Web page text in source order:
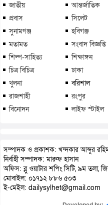
জাতীয় আন্তর্জাতিক
প্রবাস
সিলেট
সুনামগঞ্জ
হবিগঞ্জ
মতামত
সংবাদ বিজ্ঞপ্তি
শিল্প-সাহিত্য
শিক্ষাঙ্গন
চিত্র বিচিত্র
ঢাকা
খুলনা
বরিশাল
রাজশাহী
রংপুর
বিনোদন
লাইফ স্টাইল
সম্পাদক ও প্রকাশক: খন্দকার আব্দুর
নির্বাহী সম্পাদক: মারুফ হাসান
অফিস: ব্লু ওয়াটার শপিং সিটি, ৯ম তলা,
মোবাইল: ০১৭১২ ৮৮৬ ৫০৩
ই-মেইল: dailysylhet@gmail.com